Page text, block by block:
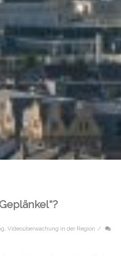
Videoüberwachung in der Region /